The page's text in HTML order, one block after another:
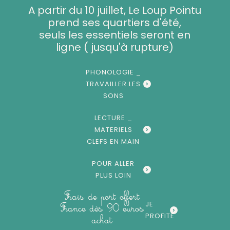
A partir du 10 juillet, Le Loup Pointu
prend ses quartiers d'été,
seuls les essentiels seront en
ligne ( jusqu'à rupture)
PHONOLOGIE _
TRAVAILLER LES
SONS
LECTURE _
MATERIELS
CLEFS EN MAIN
POUR ALLER
PLUS LOIN
Frais de port offert
France dès 90 euros
achat
JE
PROFITE